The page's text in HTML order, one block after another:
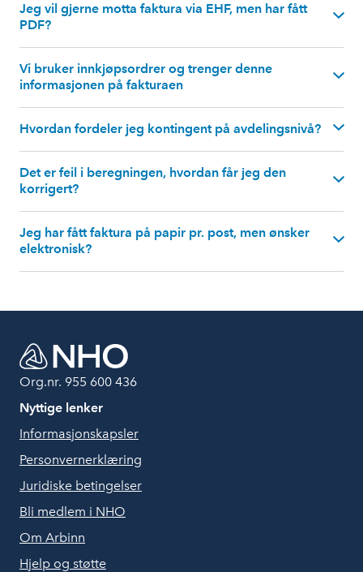
medlem@nho.no
Jeg vil gjerne motta faktura via EHF, men har fått
PDF?
Vi bruker innkjøpsordrer og trenger denne
informasjonen på fakturaen
Hvordan fordeler jeg kontingent på avdelingsnivå?
Det er feil i beregningen, hvordan får jeg den
korrigert?
Jeg har fått faktura på papir pr. post, men ønsker
elektronisk?
Org.nr. 955 600 436
Nyttige lenker
Informasjonskapsler
Personvernerklæring
Juridiske betingelser
Bli medlem i NHO
Om Arbinn
Hjelp og støtte